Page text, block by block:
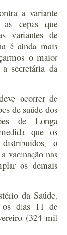
a variante
cepas que
variantes de
é ainda mais
o maior
secretária da
ocorrer de
de saúde dos
de Longa
que os
o
vacinação nas
os demais
da Saúde,
os dias 11 de
(324 mil